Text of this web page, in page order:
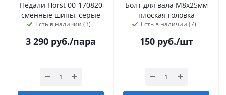
Педали Horst 00-170820
сменные шипы, серые
Есть в наличии (3)
3 290 руб./пара
Болт для вала М8x25мм
плоская головка
Есть в наличии (7)
150руб./шт